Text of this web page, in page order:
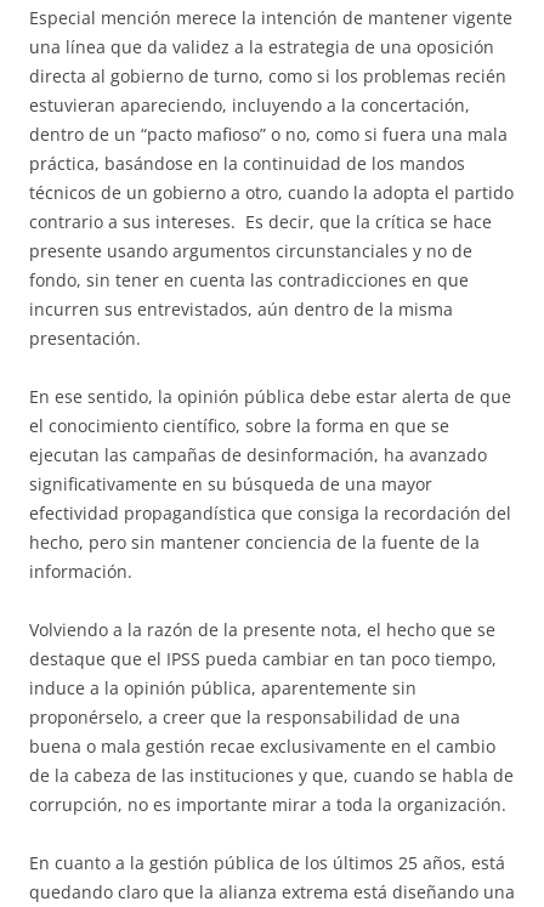
Especial mención merece la intención de mantener vigente
una línea que da validez a la estrategia de una oposición
directa al gobierno de turno, como si los problemas recién
estuvieran apareciendo, incluyendo a la concertación,
dentro de un “pacto mafioso” o no, como si fuera una mala
práctica, basándose en la continuidad de los mandos
técnicos de un gobierno a otro, cuando la adopta el partido
contrario a sus intereses. Es decir, que la crítica se hace
presente usando argumentos circunstanciales y no de
fondo, sin tener en cuenta las contradicciones en que
incurren sus entrevistados, aún dentro de la misma
presentación.
En ese sentido, la opinión pública debe estar alerta de que
el conocimiento científico, sobre la forma en que se
ejecutan las campañas de desinformación, ha avanzado
significativamente en su búsqueda de una mayor
efectividad propagandística que consiga la recordación del
hecho, pero sin mantener conciencia de la fuente de la
información.
Volviendo a la razón de la presente nota, el hecho que se
destaque que el IPSS pueda cambiar en tan poco tiempo,
induce a la opinión pública, aparentemente sin
proponérselo, a creer que la responsabilidad de una
buena o mala gestión recae exclusivamente en el cambio
de la cabeza de las instituciones y que, cuando se habla de
corrupción, no es importante mirar a toda la organización.
En cuanto a la gestión pública de los últimos 25 años, está
quedando claro que la alianza extrema está diseñando una